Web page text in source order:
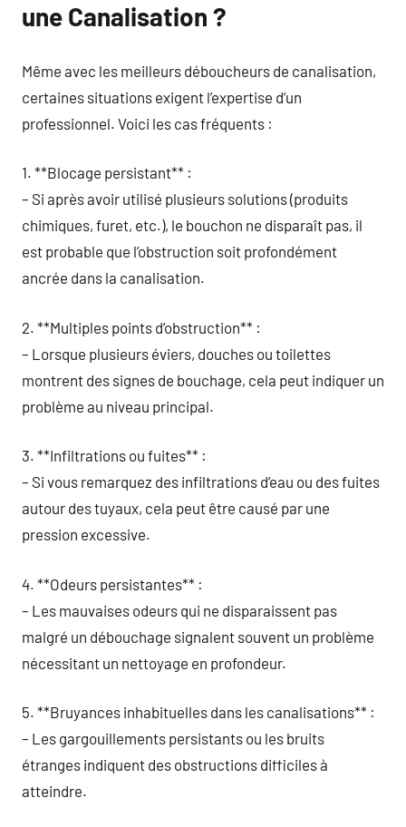
une Canalisation ?
Même avec les meilleurs déboucheurs de canalisation,
certaines situations exigent l’expertise d’un
professionnel. Voici les cas fréquents :
1. **Blocage persistant** :
– Si après avoir utilisé plusieurs solutions (produits
chimiques, furet, etc.), le bouchon ne disparaît pas, il
est probable que l’obstruction soit profondément
ancrée dans la canalisation.
2. **Multiples points d’obstruction** :
– Lorsque plusieurs éviers, douches ou toilettes
montrent des signes de bouchage, cela peut indiquer un
problème au niveau principal.
3. **Infiltrations ou fuites** :
– Si vous remarquez des infiltrations d’eau ou des fuites
autour des tuyaux, cela peut être causé par une
pression excessive.
4. **Odeurs persistantes** :
– Les mauvaises odeurs qui ne disparaissent pas
malgré un débouchage signalent souvent un problème
nécessitant un nettoyage en profondeur.
5. **Bruyances inhabituelles dans les canalisations** :
– Les gargouillements persistants ou les bruits
étranges indiquent des obstructions difficiles à
atteindre.